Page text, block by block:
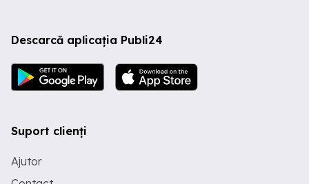
Descarcă aplicația Publi24
Suport clienți
Ajutor